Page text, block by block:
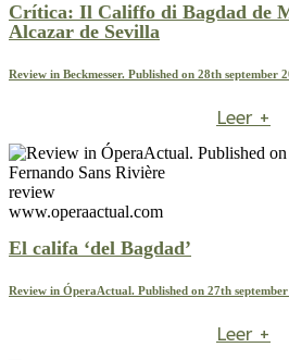
Crítica: Il Califfo di Bagdad de
Alcazar de Sevilla
Review in Beckmesser. Published on 28th
Leer +
review
www.operaactual.com
El califa ‘del Bagdad’
Review in ÓperaActual. Published on 27th
Leer +